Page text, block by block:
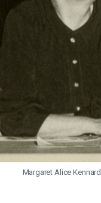
Margaret Alice Kennard.